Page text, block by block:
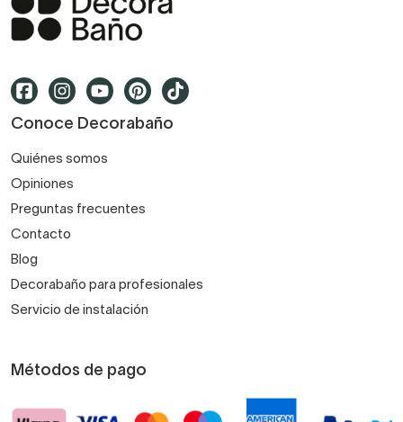
Conoce Decorabaño
Quiénes somos
Opiniones
Preguntas frecuentes
Contacto
Blog
Decorabaño para profesionales
Servicio de instalación
Métodos de pago